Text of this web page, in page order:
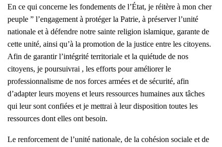
En ce qui concerne les fondements de l’État, je réitère à mon cher
peuple ” l’engagement à protéger la Patrie, à préserver l’unité
nationale et à défendre notre sainte religion islamique, garante de
cette unité, ainsi qu’à la promotion de la justice entre les citoyens.
Afin de garantir l’intégrité territoriale et la quiétude de nos
citoyens, je poursuivrai , les efforts pour améliorer le
professionnalisme de nos forces armées et de sécurité, afin
d’adapter leurs moyens et leurs ressources humaines aux tâches
qui leur sont confiées et je mettrai à leur disposition toutes les
ressources dont elles ont besoin.
Le renforcement de l’unité nationale, de la cohésion sociale et de